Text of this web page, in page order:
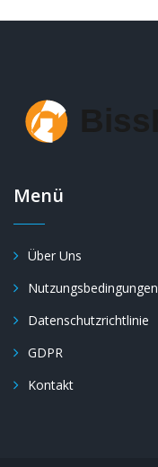
Menü
Über Uns
Nutzungsbedingungen
Datenschutzrichtlinie
GDPR
Kontakt